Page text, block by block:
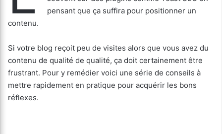
pensant que ça suffira pour positionner un
contenu.
Si votre blog reçoit peu de visites alors que vous avez du
contenu de qualité de qualité, ça doit certainement être
frustrant. Pour y remédier voici une série de conseils à
mettre rapidement en pratique pour acquérir les bons
réflexes.